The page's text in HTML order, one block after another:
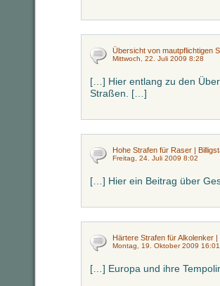
Übersicht von mautpflichtigen
Mittwoch, 22. Juli 2009 8:28
[…] Hier entlang zu den
Straßen. […]
Hohe Strafen für Raser |
Freitag, 24. Juli 2009 8:02
[…] Hier ein Beitrag über
Härtere Strafen für Alkolenker
Montag, 19. Oktober 2009 16:01
[…] Europa und ihre